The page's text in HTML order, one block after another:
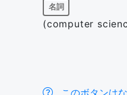
名詞
(computer
このボタンは